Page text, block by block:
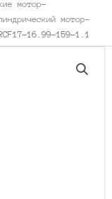
мотор-
мотор-
16.99-159-1.1